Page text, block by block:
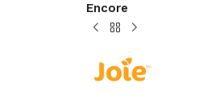
Encore